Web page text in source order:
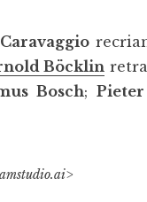
Caravaggio
Böcklin
Bosch;